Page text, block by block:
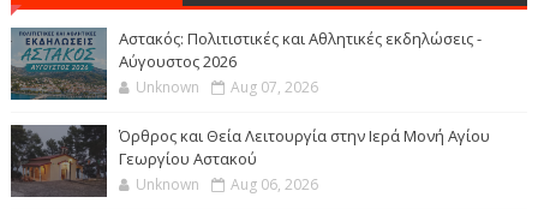
Αστακός: Πολιτιστικές και Αθλητικές εκδηλώσεις -
Αύγουστος 2026
Unknown Aug 07, 2026
Όρθρος και Θεία Λειτουργία στην Ιερά Μονή Αγίου
Γεωργίου Αστακού
Unknown Aug 06, 2026